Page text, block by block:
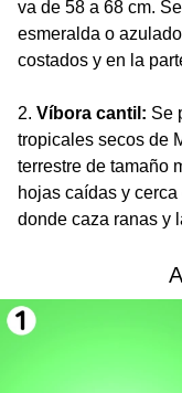
va de 58 a 68 cm.
esmeralda o
costados y en la
2. Víbora cantil: Se
tropicales secos de
terrestre de tamaño
hojas caídas y
donde caza ranas y